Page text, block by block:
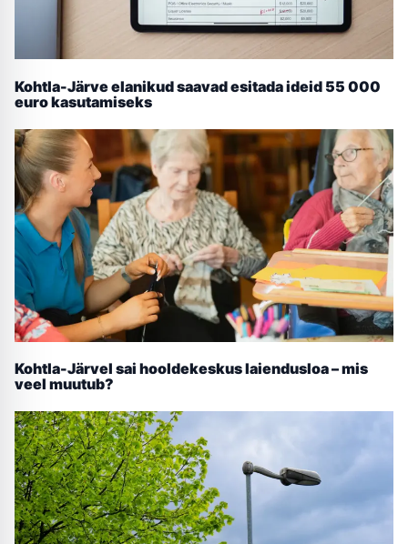
Kohtla-Järve elanikud saavad esitada ideid 55 000
euro kasutamiseks
Kohtla-Järvel sai hooldekeskus laiendusloa – mis
veel muutub?